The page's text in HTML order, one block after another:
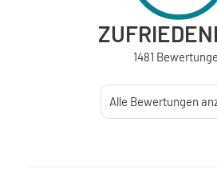
1481
Alle Bewertungen